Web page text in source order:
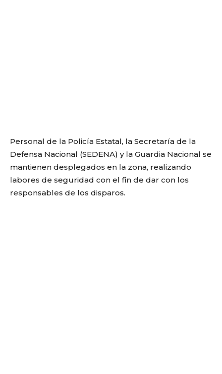
Personal de la Policía Estatal, la Secretaría de la
Defensa Nacional (SEDENA) y la Guardia Nacional se
mantienen desplegados en la zona, realizando
labores de seguridad con el fin de dar con los
responsables de los disparos.